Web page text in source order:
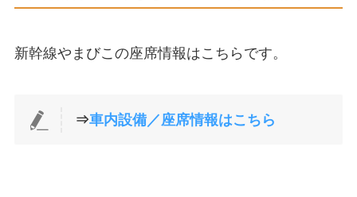
新幹線やまびこの座席情報はこちらです。
⇒車内設備／座席情報はこちら